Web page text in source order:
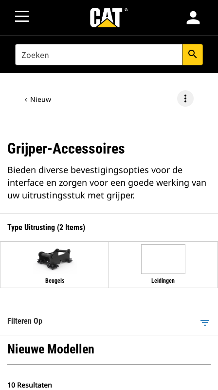
person
SEARCH search
Nieuw more_vert
Grijper-Accessoires
Bieden diverse bevestigingsopties voor de
interface en zorgen voor een goede werking van
uw uitrustingsstuk met grijper.
Type Uitrusting (2 Items)
Beugels Leidingen
Filteren Op filter_list
Nieuwe Modellen
10 Resultaten